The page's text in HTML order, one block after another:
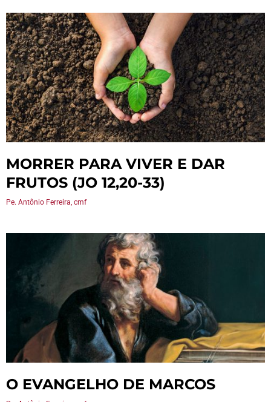
MORRER PARA VIVER E DAR
FRUTOS (JO 12,20-33)
Pe. Antônio Ferreira, cmf
O EVANGELHO DE MARCOS